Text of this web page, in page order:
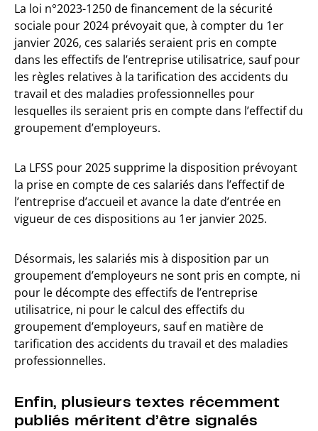
La loi n°2023-1250 de financement de la sécurité
sociale pour 2024 prévoyait que, à compter du 1er
janvier 2026, ces salariés seraient pris en compte
dans les effectifs de l’entreprise utilisatrice, sauf pour
les règles relatives à la tarification des accidents du
travail et des maladies professionnelles pour
lesquelles ils seraient pris en compte dans l’effectif du
groupement d’employeurs.
La LFSS pour 2025 supprime la disposition prévoyant
la prise en compte de ces salariés dans l’effectif de
l’entreprise d’accueil et avance la date d’entrée en
vigueur de ces dispositions au 1er janvier 2025.
Désormais, les salariés mis à disposition par un
groupement d’employeurs ne sont pris en compte, ni
pour le décompte des effectifs de l’entreprise
utilisatrice, ni pour le calcul des effectifs du
groupement d’employeurs, sauf en matière de
tarification des accidents du travail et des maladies
professionnelles.
Enfin, plusieurs textes récemment
publiés méritent d’être signalés